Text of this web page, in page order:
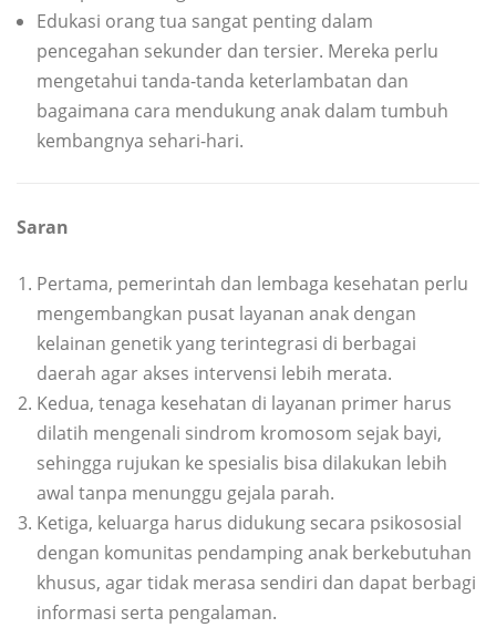
Edukasi orang tua sangat penting dalam
pencegahan sekunder dan tersier. Mereka perlu
mengetahui tanda-tanda keterlambatan dan
bagaimana cara mendukung anak dalam tumbuh
kembangnya sehari-hari.
Saran
Pertama, pemerintah dan lembaga kesehatan perlu
mengembangkan pusat layanan anak dengan
kelainan genetik yang terintegrasi di berbagai
daerah agar akses intervensi lebih merata.
Kedua, tenaga kesehatan di layanan primer harus
dilatih mengenali sindrom kromosom sejak bayi,
sehingga rujukan ke spesialis bisa dilakukan lebih
awal tanpa menunggu gejala parah.
Ketiga, keluarga harus didukung secara psikososial
dengan komunitas pendamping anak berkebutuhan
khusus, agar tidak merasa sendiri dan dapat berbagi
informasi serta pengalaman.